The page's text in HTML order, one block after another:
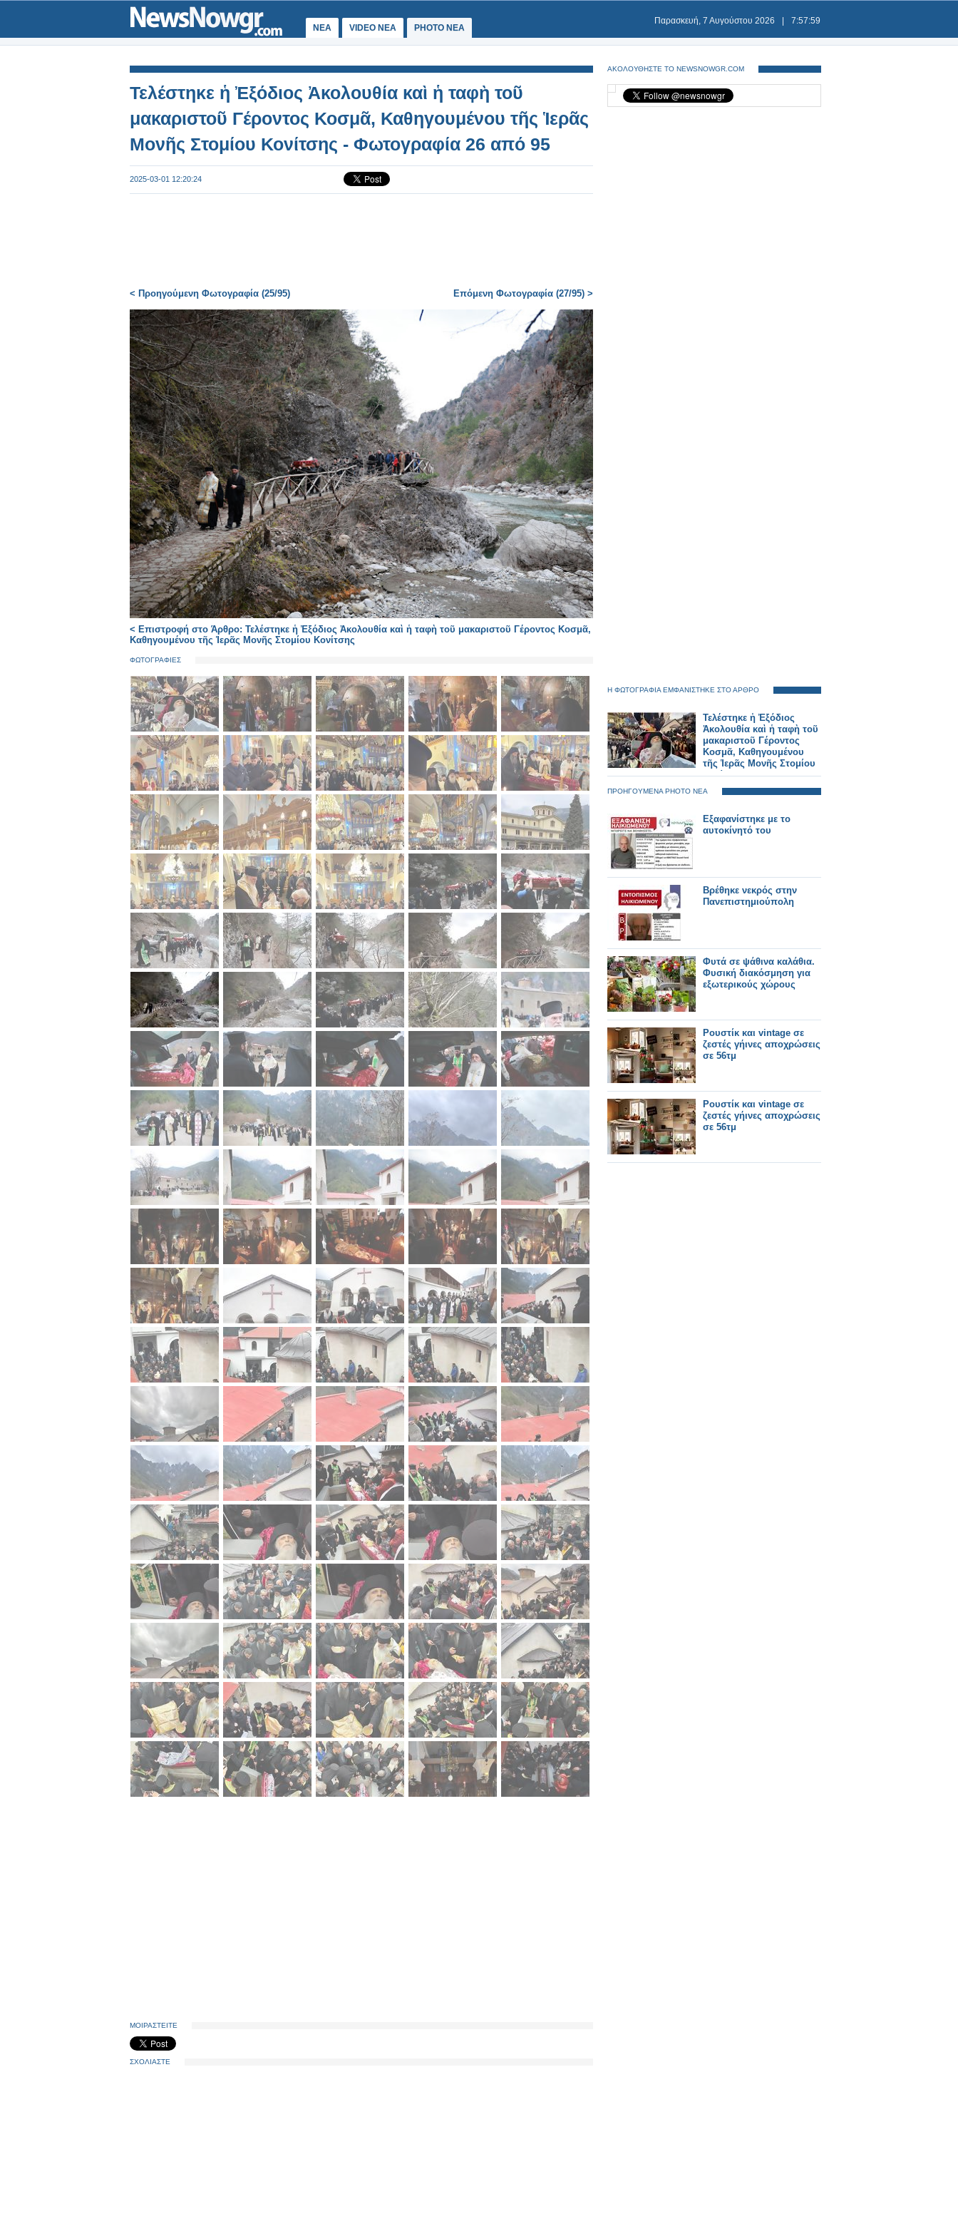
ΝΕΑ VIDEO NEA PHOTO NEA
Παρασκευή, 7 Αυγούστου 2026 7:58:00
Τελέστηκε ἡ Ἐξόδιος Ἀκολουθία καὶ ἡ ταφὴ τοῦ
μακαριστοῦ Γέροντος Κοσμᾶ, Καθηγουμένου τῆς Ἱερᾶς
Μονῆς Στομίου Κονίτσης - Φωτογραφία 26 από 95
2025-03-01 12:20:24
< Προηγούμενη Φωτογραφία (25/95) Επόμενη Φωτογραφία (27/95) >
< Επιστροφή στο Άρθρο: Τελέστηκε ἡ Ἐξόδιος Ἀκολουθία καὶ ἡ ταφὴ τοῦ μακαριστοῦ Γέροντος Κοσμᾶ,
Καθηγουμένου τῆς Ἱερᾶς Μονῆς Στομίου Κονίτσης
ΦΩΤΟΓΡΑΦΙΕΣ
ΜΟΙΡΑΣΤΕΙΤΕ
ΣΧΟΛΙΑΣΤΕ
ΑΚΟΛΟΥΘΗΣΤΕ ΤΟ NEWSNOWGR.COM
Η ΦΩΤΟΓΡΑΦΙΑ ΕΜΦΑΝΙΣΤΗΚΕ ΣΤΟ ΑΡΘΡΟ
Τελέστηκε ἡ Ἐξόδιος
Ἀκολουθία καὶ ἡ ταφὴ τοῦ
μακαριστοῦ Γέροντος
Κοσμᾶ, Καθηγουμένου
τῆς Ἱερᾶς Μονῆς Στομίου
Κονίτσης
ΠΡΟΗΓΟΥΜΕΝΑ PHOTO ΝΕΑ
Εξαφανίστηκε με το
αυτοκίνητό του
Βρέθηκε νεκρός στην
Πανεπιστημιούπολη
Φυτά σε ψάθινα καλάθια.
Φυσική διακόσμηση για
εξωτερικούς χώρους
Ρουστίκ και vintage σε
ζεστές γήινες αποχρώσεις
σε 56τμ
Ρουστίκ και vintage σε
ζεστές γήινες αποχρώσεις
σε 56τμ